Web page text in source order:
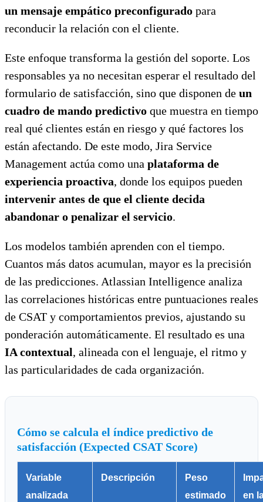
un mensaje empático preconfigurado para
reconducir la relación con el cliente.
Este enfoque transforma la gestión del soporte. Los
responsables ya no necesitan esperar el resultado del
formulario de satisfacción, sino que disponen de un
cuadro de mando predictivo que muestra en tiempo
real qué clientes están en riesgo y qué factores los
están afectando. De este modo, Jira Service
Management actúa como una plataforma de
experiencia proactiva, donde los equipos pueden
intervenir antes de que el cliente decida
abandonar o penalizar el servicio.
Los modelos también aprenden con el tiempo.
Cuantos más datos acumulan, mayor es la precisión
de las predicciones. Atlassian Intelligence analiza
las correlaciones históricas entre puntuaciones reales
de CSAT y comportamientos previos, ajustando su
ponderación automáticamente. El resultado es una
IA contextual, alineada con el lenguaje, el ritmo y
las particularidades de cada organización.
Cómo se calcula el índice predictivo de
satisfacción (Expected CSAT Score)
Variable
analizada
Descripción
Peso
estimado
en